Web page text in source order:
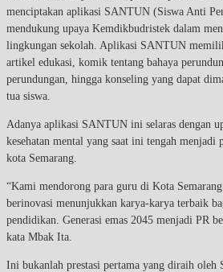
menciptakan aplikasi SANTUN (Siswa Anti
mendukung upaya Kemdikbudristek dalam
lingkungan sekolah. Aplikasi SANTUN
artikel edukasi, komik tentang bahaya
perundungan, hingga konseling yang dapat
tua siswa.
Adanya aplikasi SANTUN ini selaras dengan
kesehatan mental yang saat ini tengah menjadi
kota Semarang.
“Kami mendorong para guru di Kota
berinovasi menunjukkan karya-karya terbaik
pendidikan. Generasi emas 2045 menjadi PR
kata Mbak Ita.
Ini bukanlah prestasi pertama yang diraih oleh